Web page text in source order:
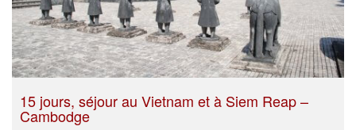
15 jours, séjour au Vietnam et à Siem Reap –
Cambodge